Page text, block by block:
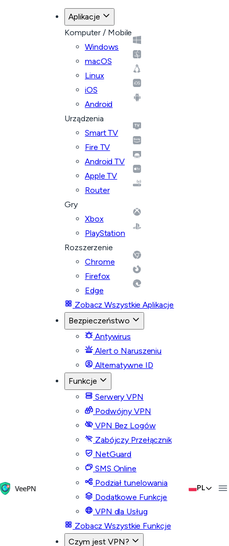
Aplikacje
Komputer / Mobile
Windows
macOS
Linux
iOS
Android
Urządzenia
Smart TV
Fire TV
Android TV
Apple TV
Router
Gry
Xbox
PlayStation
Rozszerzenie
Chrome
Firefox
Edge
Zobacz Wszystkie Aplikacje
Bezpieczeństwo
Antywirus
Alert o Naruszeniu
Alternatywne ID
Funkcje
Serwery VPN
Podwójny VPN
VPN Bez Logów
Zabójczy Przełącznik
NetGuard
SMS Online
Podział tunelowania
Dodatkowe Funkcje
VPN dla Usług
Zobacz Wszystkie Funkcje
Czym jest VPN?
PL